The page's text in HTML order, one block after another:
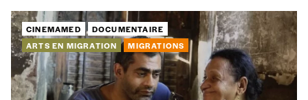
n°
CINEMAMED
DOCUMENTAIRE
ARTS EN MIGRATION
MIGRATIONS